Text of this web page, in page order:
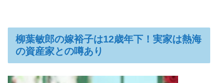
柳葉敏郎の嫁裕子は12歳年下！実家は熱海
の資産家との噂あり